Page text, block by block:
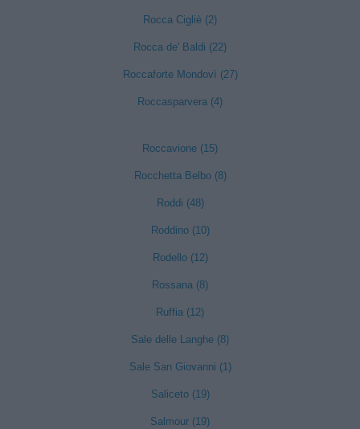
Rocca Cigliè (2)
Rocca de' Baldi (22)
Roccaforte Mondovì (27)
Roccasparvera (4)
Roccavione (15)
Rocchetta Belbo (8)
Roddi (48)
Roddino (10)
Rodello (12)
Rossana (8)
Ruffia (12)
Sale delle Langhe (8)
Sale San Giovanni (1)
Saliceto (19)
Salmour (19)